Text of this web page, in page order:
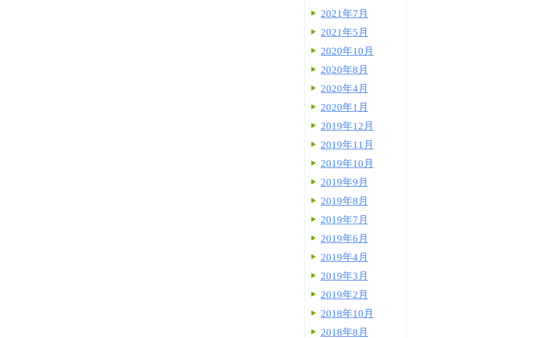
2021年7月
2021年5月
2020年10月
2020年8月
2020年4月
2020年1月
2019年12月
2019年11月
2019年10月
2019年9月
2019年8月
2019年7月
2019年6月
2019年4月
2019年3月
2019年2月
2018年10月
2018年8月